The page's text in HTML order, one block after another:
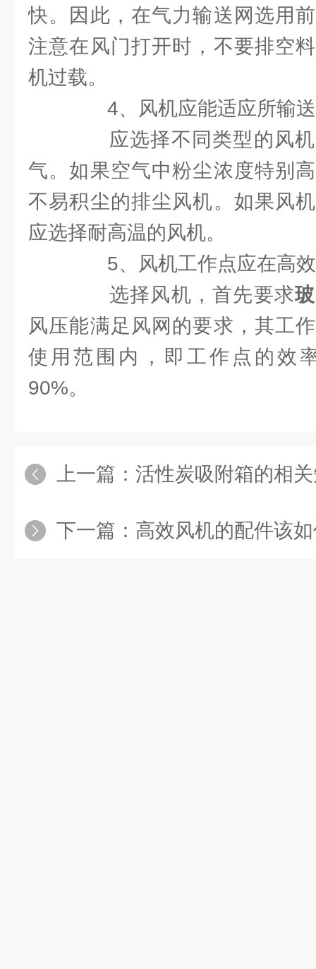
快。因此，在气力输送网选用
注意在风门打开时，不要排空
机过载。
4、风机应能适应所输送
应选择不同类型的风机
气。如果空气中粉尘浓度特别
不易积尘的排尘风机。如果风
应选择耐高温的风机。
5、风机工作点应在高
选择风机，首先要求
风压能满足风网的要求，其工
使用范围内，即工作点的效
90%。
上一篇： 活性炭吸附箱的相
下一篇： 高效风机的配件该如何选择